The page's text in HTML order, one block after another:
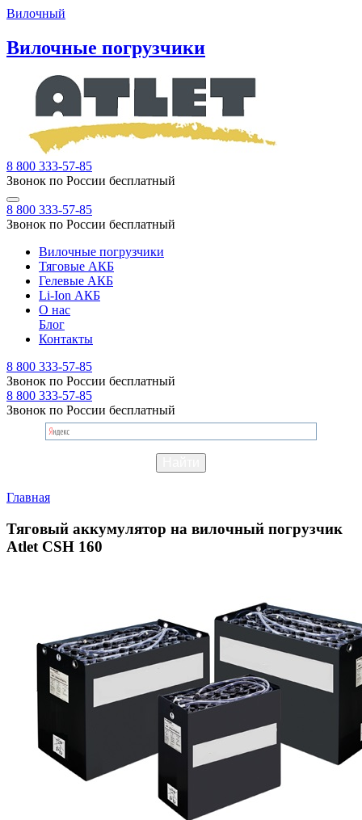
Вилочный
Вилочные погрузчики
8 800 333-57-85
Звонок по России бесплатный
8 800 333-57-85
Звонок по России бесплатный
Вилочные погрузчики
Тяговые АКБ
Гелевые АКБ
Li-Ion АКБ
О нас
Блог
Контакты
8 800 333-57-85
Звонок по России бесплатный
8 800 333-57-85
Звонок по России бесплатный
Главная
Тяговый аккумулятор на вилочный погрузчик
Atlet CSH 160